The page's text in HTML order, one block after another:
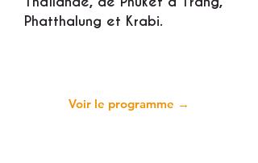
Phatthalung et Krabi.
Voir le programme →